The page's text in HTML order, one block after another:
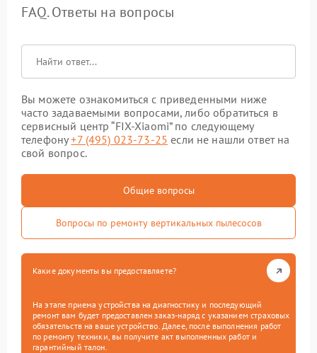
FAQ. Ответы на вопросы
Вы можете ознакомиться с приведенными ниже
часто задаваемыми вопросами, либо обратиться в
сервисный центр “FIX-Xiaomi” по следующему
телефону+7 (495) 023-73-25 если не нашли ответ на
свой вопрос.
Общие вопросы
Вопросы по ремонту вертикальных пылесосов
Какие документы вы предоставляете?
На этапе приема устройства на диагностику и последующий
ремонт вам будет предоставлен заказ-наряд с указанием страховых
обязательств на ваше устройство. Далее, после выполнения работ
по ремонту техники, вы получите акт выполненных работ и
гарантийный талон.